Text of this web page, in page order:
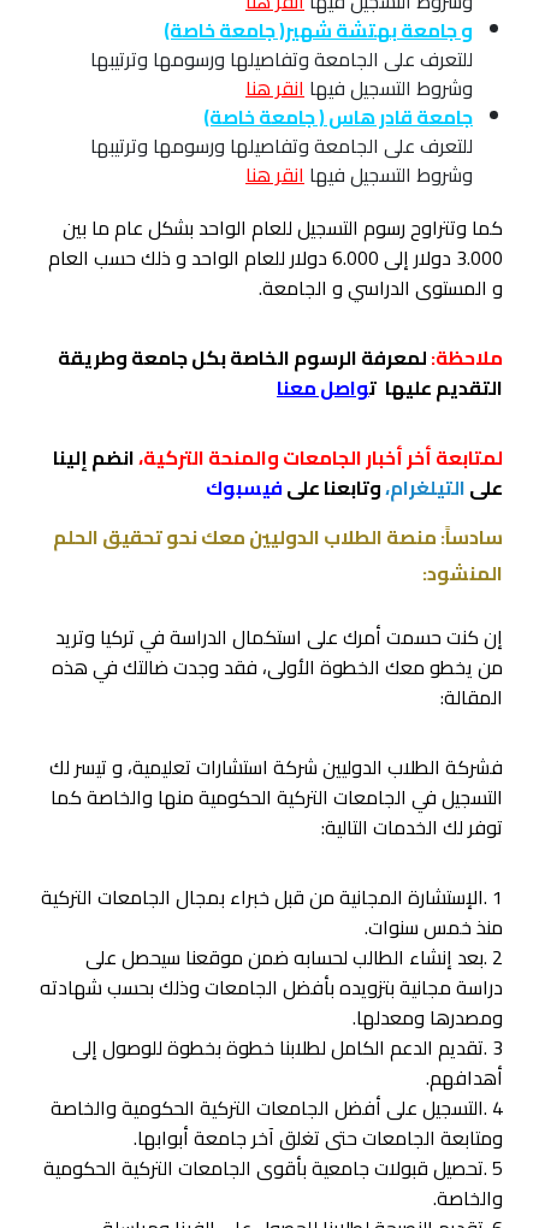
وجامعة بهتشة شهير( جامعة خاصة)
للتعرف على الجامعة وتفاصيلها ورسومها وترتيبها
وشروط التسجيل فيهاانقر هنا
جامعة قادر هاس ( جامعة خاصة)
للتعرف على الجامعة وتفاصيلها ورسومها وترتيبها
وشروط التسجيل فيهاانقر هنا
كما وتتراوح رسوم التسجيل للعام الواحد بشكل عام ما بين
3.000 دولار إلى 6.000 دولار للعام الواحد و ذلك حسب العام
و المستوى الدراسي و الجامعة.
ملاحظة:لمعرفة الرسوم الخاصة بكل جامعة وطريقة
التقديم عليها تواصل معنا
لمتابعة أخر أخبار الجامعات والمنحة التركية،انضم إلينا
علىالتيلغرام،وتابعنا علىفيسبوك
سادساً: منصة الطلاب الدوليين معك نحو تحقيق الحلم
المنشود:
إن كنت حسمت أمرك على استكمال الدراسة في تركيا وتريد
من يخطو معك الخطوة الأولى، فقد وجدت ضالتك في هذه
المقالة:
فشركة الطلاب الدوليين شركة استشارات تعليمية، و تيسر لك
التسجيل في الجامعات التركية الحكومية منها والخاصة كما
توفر لك الخدمات التالية:
1 .الإستشارة المجانية من قبل خبراء بمجال الجامعات التركية
منذ خمس سنوات.
2 .بعد إنشاء الطالب لحسابه ضمن موقعنا سيحصل على
دراسة مجانية بتزويده بأفضل الجامعات وذلك بحسب شهادته
ومصدرها ومعدلها.
3 .تقديم الدعم الكامل لطلابنا خطوة بخطوة للوصول إلى
أهدافهم.
4 .التسجيل على أفضل الجامعات التركية الحكومية والخاصة
ومتابعة الجامعات حتى تغلق آخر جامعة أبوابها.
5 .تحصيل قبولات جامعية بأقوى الجامعات التركية الحكومية
والخاصة.